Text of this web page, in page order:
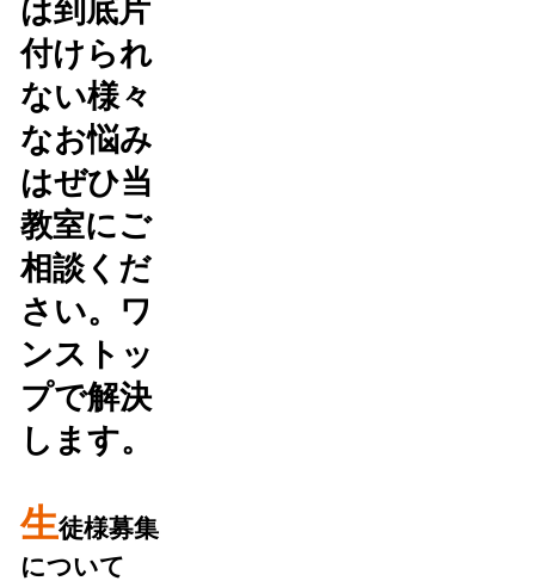
は到底片
付けられ
ない様々
なお悩み
はぜひ当
教室にご
相談くだ
さい。ワ
ンストッ
プで解決
します。
生徒様募集
について